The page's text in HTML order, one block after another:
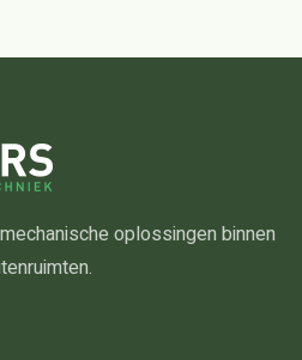
oplossingen binnen